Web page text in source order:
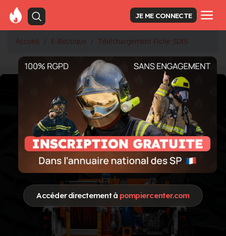
Accéder directement à pompiercenter.com
JE ME CONNECTE
Accueil E-Boutique Téléchargement Fiche SDIS